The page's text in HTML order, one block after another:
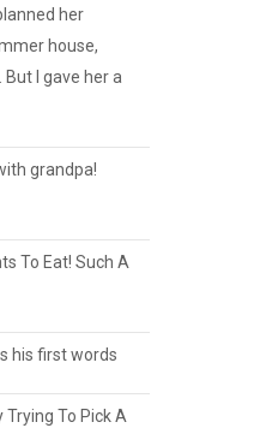
her
house,
I gave her a
grandpa!
To Eat! Such A
his first words
Trying To Pick A